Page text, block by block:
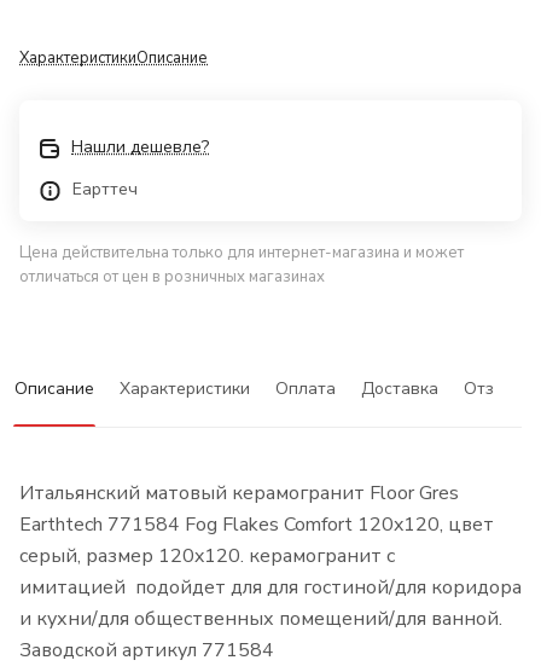
ХарактеристикиОписание
Нашли дешевле?
Еарттеч
Цена действительна только для интернет-магазина и может
отличаться от цен в розничных магазинах
Описание Характеристики Оплата Доставка Отзывы
Итальянский матовый керамогранит Floor Gres
Earthtech 771584 Fog Flakes Comfort 120x120, цвет
серый, размер 120x120. керамогранит с
имитацией подойдет для для гостиной/для коридора
и кухни/для общественных помещений/для ванной.
Заводской артикул 771584